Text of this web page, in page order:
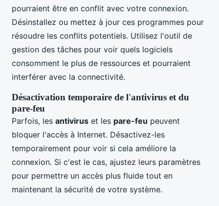
pourraient être en conflit avec votre connexion.
Désinstallez ou mettez à jour ces programmes pour
résoudre les conflits potentiels. Utilisez l'outil de
gestion des tâches pour voir quels logiciels
consomment le plus de ressources et pourraient
interférer avec la connectivité.
Désactivation temporaire de l'antivirus et du
pare-feu
Parfois, les antivirus et les pare-feu peuvent
bloquer l'accès à Internet. Désactivez-les
temporairement pour voir si cela améliore la
connexion. Si c'est le cas, ajustez leurs paramètres
pour permettre un accès plus fluide tout en
maintenant la sécurité de votre système.